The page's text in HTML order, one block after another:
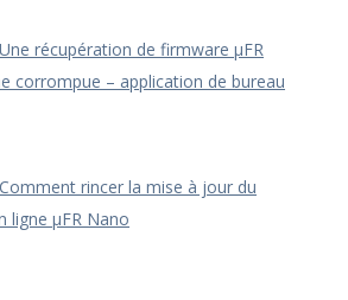
Une récupération de firmware μFR
corrompue – application de bureau
Comment rincer la mise à jour du
ligne μFR Nano